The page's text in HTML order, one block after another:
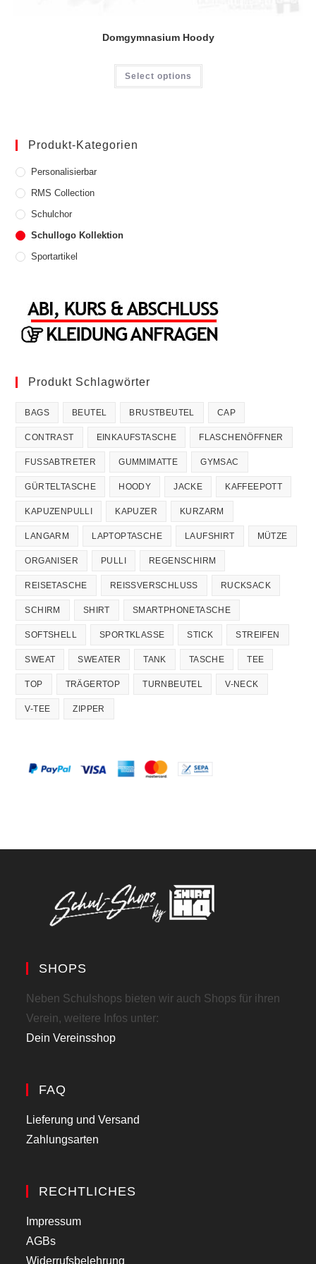
Domgymnasium Hoody
Select options
Dieses
weist
Produkt-Kategorien
Personalisierbar
RMS Collection
Schulchor
Schullogo Kollektion
Sportartikel
Produkt Schlagwörter
BAGS BEUTEL BRUSTBEUTEL CAP
CONTRAST EINKAUFSTASCHE FLASCHENÖFFNER
FUSSABTRETER GUMMIMATTE GYMSAC
GÜRTELTASCHE HOODY JACKE KAFFEEPOTT
KAPUZENPULLI KAPUZER KURZARM
LANGARM LAPTOPTASCHE LAUFSHIRT MÜTZE
ORGANISER PULLI REGENSCHIRM
REISETASCHE REISSVERSCHLUSS RUCKSACK
SCHIRM SHIRT SMARTPHONETASCHE
SOFTSHELL SPORTKLASSE STICK STREIFEN
SWEAT SWEATER TANK TASCHE TEE
TOP TRÄGERTOP TURNBEUTEL V-NECK
V-TEE ZIPPER
SHOPS
Neben Schulshops bieten wir auch Shops für ihren
Verein, weitere Infos unter:
Dein Vereinsshop
FAQ
Lieferung und Versand
Zahlungsarten
RECHTLICHES
Impressum
AGBs
Widerrufsbelehrung